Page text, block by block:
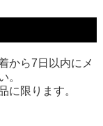
から7日以内にメ
。
に限ります。